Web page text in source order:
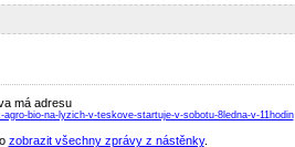
má adresu
bio-na-lyzich-v-teskove-startuje-v-sobotu-8ledna-v-11hodin
zobrazit všechny zprávy z nástěnky.